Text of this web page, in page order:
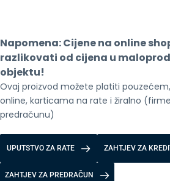
Napomena: Cijene na online
razlikovati od cijena u
objektu!
Ovaj proizvod možete platiti
online, karticama na rate i žiralno
predračunu)
UPUTSTVO ZA RATE ZAHTJEV ZA
ZAHTJEV ZA PREDRAČUN